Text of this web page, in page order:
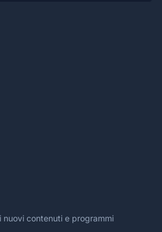
nuovi contenuti e programmi